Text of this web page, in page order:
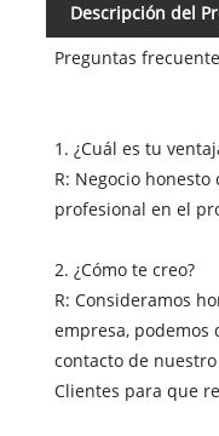
Descripción del
Preguntas
1. ¿Cuál es tu
R: Negocio
profesional en el
2. ¿Cómo te creo?
R: Consideramos
empresa,
contacto de
Clientes para que